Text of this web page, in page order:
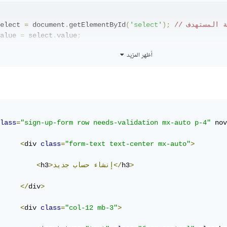
= document . getElementById( 'select' );
المستهدف
= select .value;
"select" required
value "option1" Option1
</option>
"option2" Option2
value
اختيار حقل قبل تقديم النموذج، يمكنك تخصيص التحقق بما يلائم حاجتك.
أظهر المزيد
="sign-up-form row needs-validation mx-auto p-4"
<div class="form-text text-center mx-auto">
<h3 >إنشاء حساب جديد</h3>
</div>
<div class="col-12 mb-3">